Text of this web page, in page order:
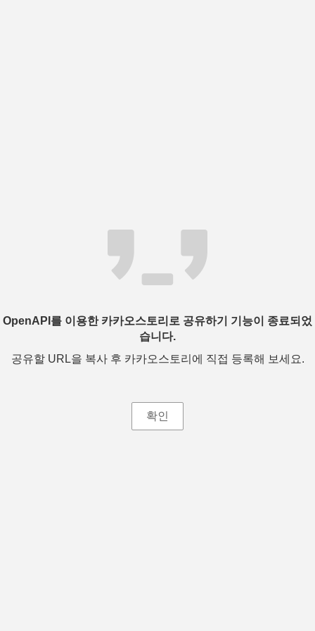
OpenAPI를 이용한 카카오스토리로 공유하기 기능이 종료되었
습니다.
공유할 URL을 복사 후 카카오스토리에 직접 등록해 보세요.
확인